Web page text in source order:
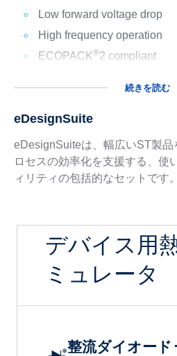
Low forward voltage drop
High frequency operation
ECOPACK®2 compliant
続きを読む
eDesignSuite
eDesignSuiteは、幅広いST製
ロセスの効率化を支援する、使
ィリティの包括的なセットです。
デバイス用
ミュレータ
整流ダイオード